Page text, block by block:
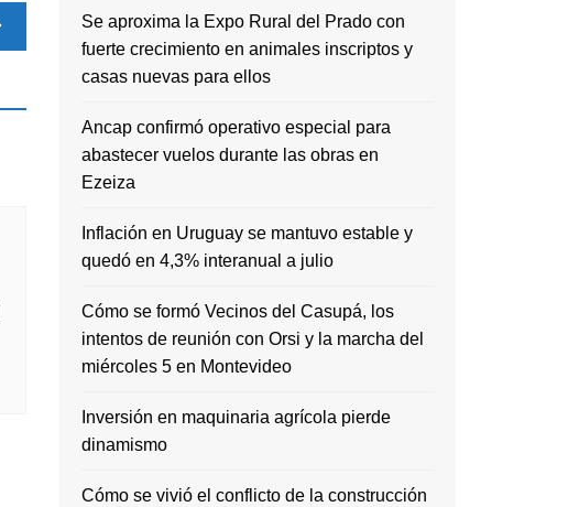
Se aproxima la Expo Rural del Prado con
fuerte crecimiento en animales inscriptos y
casas nuevas para ellos
Ancap confirmó operativo especial para
abastecer vuelos durante las obras en
Ezeiza
Inflación en Uruguay se mantuvo estable y
quedó en 4,3% interanual a julio
Cómo se formó Vecinos del Casupá, los
intentos de reunión con Orsi y la marcha del
miércoles 5 en Montevideo
Inversión en maquinaria agrícola pierde
dinamismo
Cómo se vivió el conflicto de la construcción